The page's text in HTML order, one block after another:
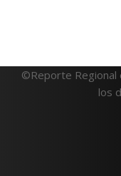
©Reporte Regional
los